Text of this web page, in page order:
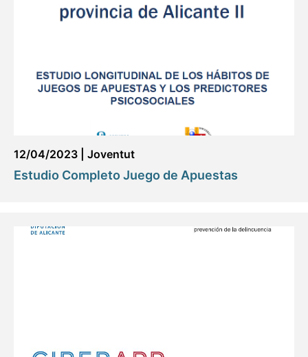
12/04/2023 Joventut
Estudio Completo Juego de Apuestas